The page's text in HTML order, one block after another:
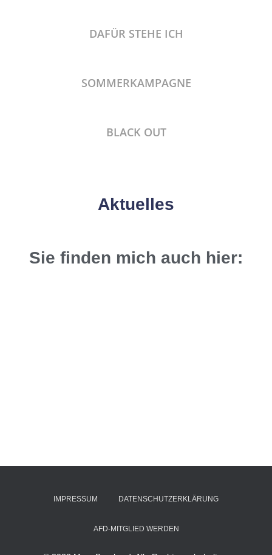
DAFÜR STEHE ICH
SOMMERKAMPAGNE
BLACK OUT
Aktuelles
Sie finden mich auch hier:
IMPRESSUM DATENSCHUTZERKLÄRUNG
AFD-MITGLIED WERDEN